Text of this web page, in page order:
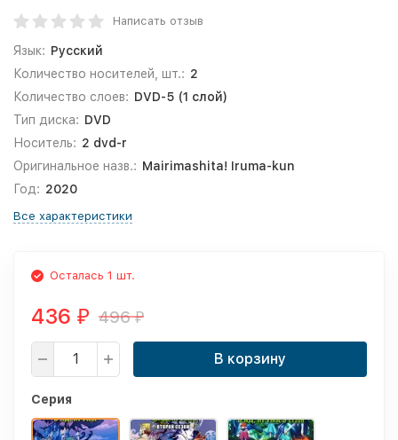
Написать отзыв
Язык: Русский
Количество носителей, шт.: 2
Количество слоев: DVD-5 (1 слой)
Тип диска: DVD
Носитель: 2 dvd-r
Оригинальное назв.: Mairimashita! Iruma-kun
Год: 2020
Все характеристики
Осталась 1 шт.
436 ₽ 496₽
В корзину
Серия